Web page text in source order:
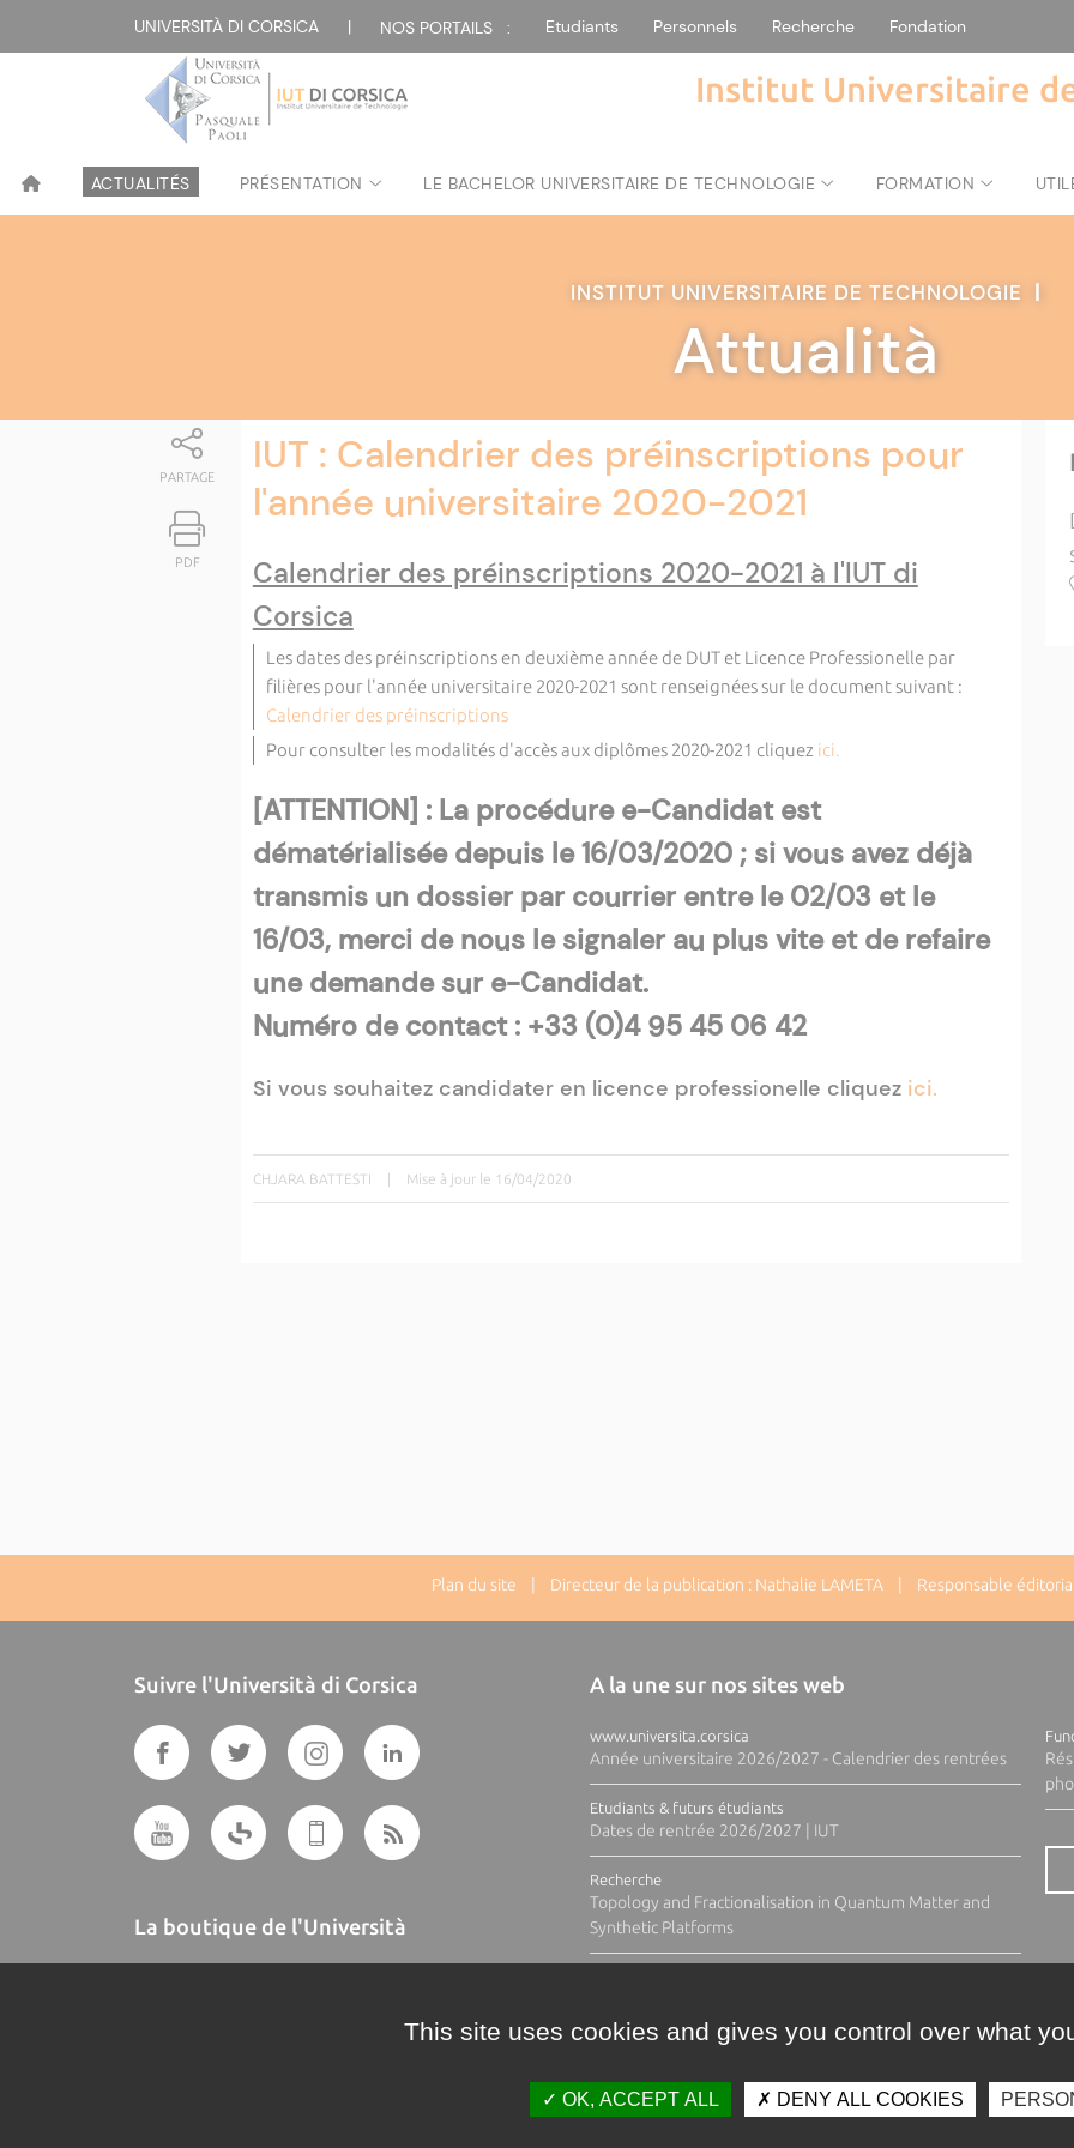
UNIVERSITÀ DI CORSICA | NOS PORTAILS : Etudiants Personnels Recherche Fondation
Institut Universitaire
ACTUALITÉS PRÉSENTATION LE BACHELOR UNIVERSITAIRE DE TECHNOLOGIE FORMATION
INSTITUT UNIVERSITAIRE DE TECHNOLOGIE |
Attualità
PARTAGE
PDF
IUT : Calendrier des préinscriptions pour
l'année universitaire 2020-2021
Calendrier des préinscriptions 2020-2021 à l'IUT di
Corsica
Les dates des préinscriptions en deuxième année de DUT et Licence Professionelle par
filières pour l'année universitaire 2020-2021 sont renseignées sur le document suivant :
Calendrier des préinscriptions
Pour consulter les modalités d'accès aux diplômes 2020-2021 cliquez ici.
[ATTENTION] : La procédure e-Candidat est
dématérialisée depuis le 16/03/2020 ; si vous avez déjà
transmis un dossier par courrier entre le 02/03 et le
16/03, merci de nous le signaler au plus vite et de refaire
une demande sur e-Candidat.
Numéro de contact : +33 (0)4 95 45 06 42
Si vous souhaitez candidater en licence professionelle cliquez ici.
CHJARA BATTESTI | Mise à jour le 16/04/2020
Plan du site | Directeur de la publication : Nathalie LAMETA | Responsable éditorial
Suivre l'Università di Corsica
La boutique de l'Università
A la une sur nos sites web
www.universita.corsica
Année universitaire 2026/2027 - Calendrier des rentrées
Etudiants & futurs étudiants
Dates de rentrée 2026/2027 | IUT
Recherche
Topology and Fractionalisation in Quantum Matter and
Synthetic Platforms
This site uses cookies and gives you control over what
OK, ACCEPT ALL DENY ALL COOKIES